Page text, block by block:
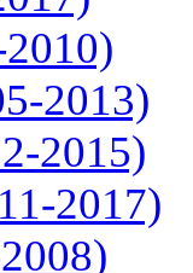
2013)
2015)
2017)